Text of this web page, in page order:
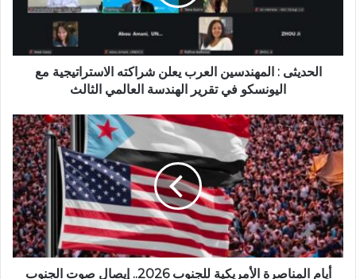
اليونسكو
العالمي
الثالث
الحديثى : المهندسين العرب يعلن شراكته الاستراتيجية مع
اليونسكو في تقرير الهندسة العالمي الثالث
أيام
المناصرة
الأمريكية
للجنوب
2026..
إيصال
صوت
الجنوب
لتعزيز
الشراكة
أيام المناصرة الأمريكية للجنوب 2026.. إيصال صوت الجنوب